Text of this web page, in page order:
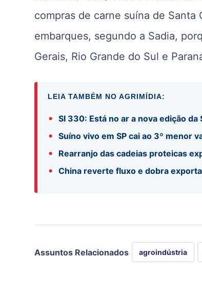
compras de carne suína de
embarques, segundo a Sadia,
Gerais, Rio Grande do Sul e
LEIA TAMBÉM NO AGRIMÍDIA:
• SI 330: Está no ar a nova edição
• Suíno vivo em SP cai ao 3º menor
• Rearranjo das cadeias proteicas
• China reverte fluxo e dobra
Assuntos Relacionados agroindústria